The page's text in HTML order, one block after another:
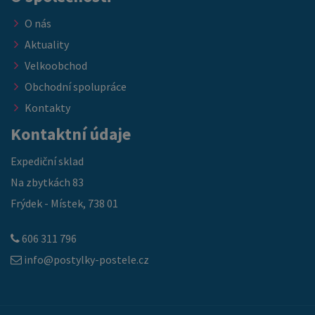
O nás
Aktuality
Velkoobchod
Obchodní spolupráce
Kontakty
Kontaktní údaje
Expediční sklad
Na zbytkách 83
Frýdek - Místek, 738 01
606 311 796
info@postylky-postele.cz